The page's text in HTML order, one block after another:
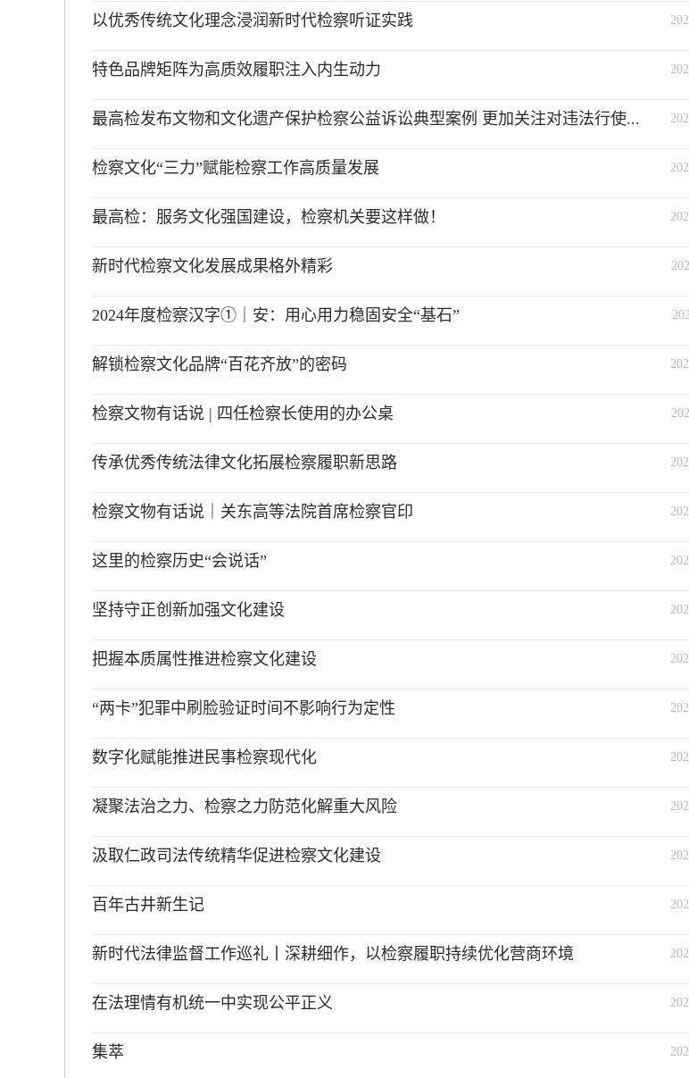
以优秀传统文化理念浸润新时代检察听证实践
特色品牌矩阵为高质效履职注入内生动力
最高检发布文物和文化遗产保护检察公益诉讼典型案例 更加关注对违法行使...
检察文化“三力”赋能检察工作高质量发展
最高检：服务文化强国建设，检察机关要这样做！
新时代检察文化发展成果格外精彩
2024年度检察汉字①｜安：用心用力稳固安全“基石”
解锁检察文化品牌“百花齐放”的密码
检察文物有话说 | 四任检察长使用的办公桌
传承优秀传统法律文化拓展检察履职新思路
检察文物有话说｜关东高等法院首席检察官印
这里的检察历史“会说话”
坚持守正创新加强文化建设
把握本质属性推进检察文化建设
“两卡”犯罪中刷脸验证时间不影响行为定性
数字化赋能推进民事检察现代化
凝聚法治之力、检察之力防范化解重大风险
汲取仁政司法传统精华促进检察文化建设
百年古井新生记
新时代法律监督工作巡礼丨深耕细作，以检察履职持续优化营商环境
在法理情有机统一中实现公平正义
集萃